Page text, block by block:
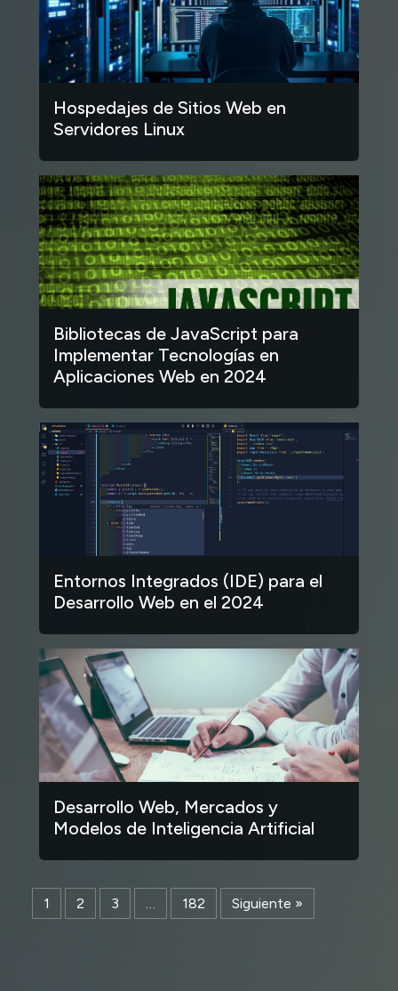
Hospedajes de Sitios Web en
Servidores Linux
Bibliotecas de JavaScript para
Implementar Tecnologías en
Aplicaciones Web en 2024
Entornos Integrados (IDE) para el
Desarrollo Web en el 2024
Desarrollo Web, Mercados y
Modelos de Inteligencia Artificial
1 2 3 182 Siguiente »